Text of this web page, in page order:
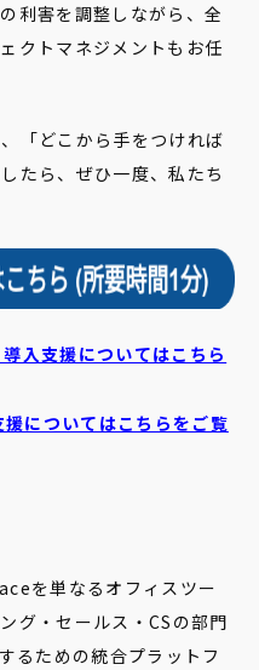
利害を調整しながら、全
クトマネジメントもお任
「どこから手をつければ
たら、ぜひ一度、私たち
支援についてはこちら
援についてはこちらをご覧
を単なるオフィスツー
グ・セールス・CSの部門
るための統合プラットフ